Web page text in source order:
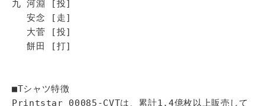
九 河淵 [投]
安念 [走]
大菅 [投]
餅田 [打]
■Tシャツ特徴
Printstar 00085-CVTは、累計1.4億枚以上販売して